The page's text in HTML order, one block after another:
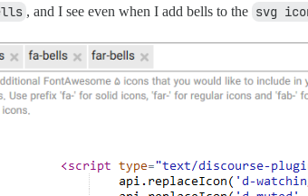
, and I see even when I add bells to the svg